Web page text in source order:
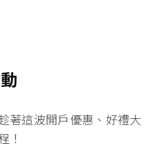
著這波開戶優惠、好禮大
！